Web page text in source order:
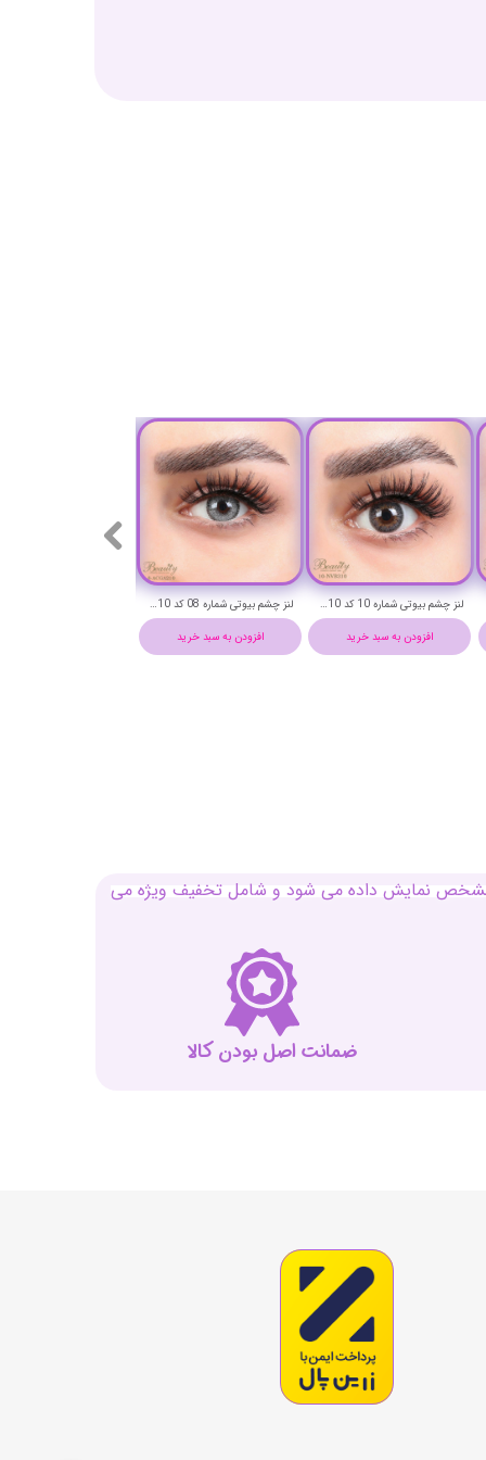
لنز چشم بیوتی شماره 15 کد ACQA310
افزودن به سبد خرید
لنز چشم بیوتی شماره 16 کد SDA310
افزودن به سبد خرید
مشخص نمایش داده می شود و شامل تخفیف ویژه می
ضمانت اصل بودن کالا